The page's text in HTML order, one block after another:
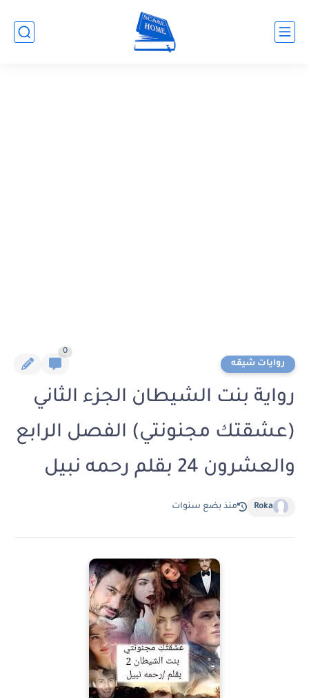
روايات شيقه
0
رواية بنت الشيطان الجزء الثاني
(عشقتك مجنونتي) الفصل الرابع
والعشرون 24 بقلم رحمه نبيل
Roka منذ بضع سنوات